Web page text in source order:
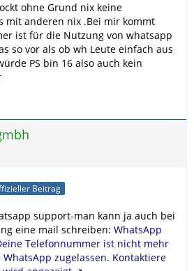
ohne Grund nix keine
mit anderen nix .Bei mir kommt
ist für die Nutzung von whatsapp
so vor als ob wh Leute einfach aus
PS bin 16 also auch kein
Beitrag
support-man kann ja auch bei
eine mail schreiben: WhatsApp
Telefonnummer ist nicht mehr
zugelassen. Kontaktiere